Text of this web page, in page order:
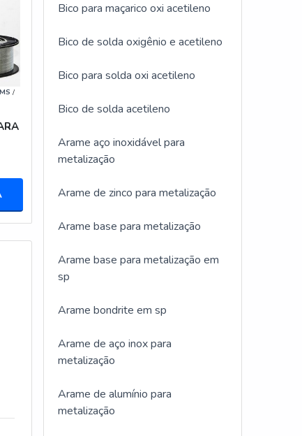
/
Bico para maçarico oxi acetileno
Bico de solda oxigênio e acetileno
Bico para solda oxi acetileno
Bico de solda acetileno
Arame aço inoxidável para
metalização
Arame de zinco para metalização
Arame base para metalização
Arame base para metalização em
sp
Arame bondrite em sp
Arame de aço inox para
metalização
Arame de alumínio para
metalização